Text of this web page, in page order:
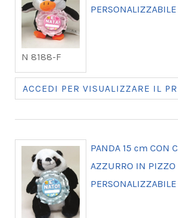
N 8188-F
ACCEDI PER VISUALIZZARE IL
PANDA 15 cm CON
AZZURRO IN PIZZO